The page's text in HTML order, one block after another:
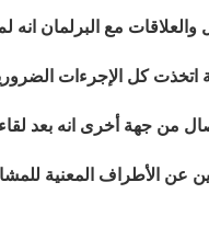
والعلاقات مع البرلمان
اتخذت كل الإجرءات
من جهة أخرى انه بعد
عن الأطراف المعنية